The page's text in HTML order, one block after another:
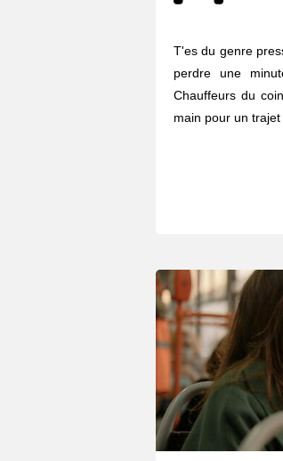
T'es du genre
perdre une
Chauffeurs du
main pour un